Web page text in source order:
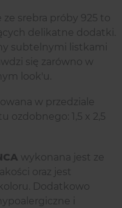
srebra próby 925 to
delikatne dodatki.
subtelnymi listkami
się zarówno w
look'u.
w przedziale
ozdobnego: 1,5 x 2,5
wykonana jest ze
oraz jest
Dodatkowo
i